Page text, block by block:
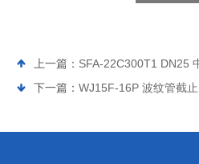
上一篇： SFA-22C300T1 DN25
下一篇： WJ15F-16P 波纹管截